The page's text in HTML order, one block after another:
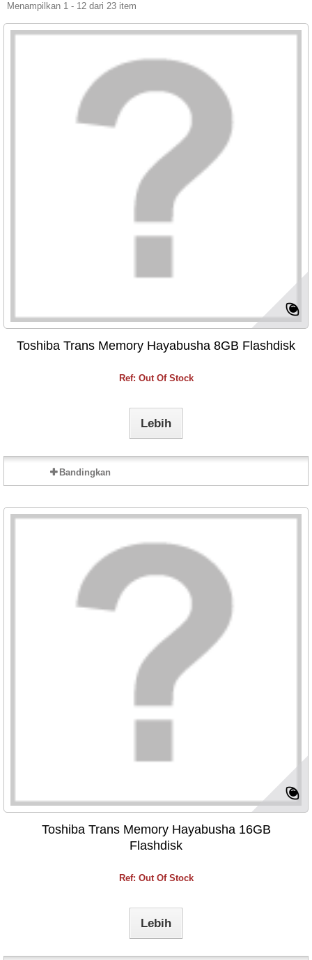
Menampilkan 1 - 12 dari 23 item
Toshiba Trans Memory Hayabusha 8GB Flashdisk
Ref: Out Of Stock
Lebih
Bandingkan
Toshiba Trans Memory Hayabusha 16GB
Flashdisk
Ref: Out Of Stock
Lebih